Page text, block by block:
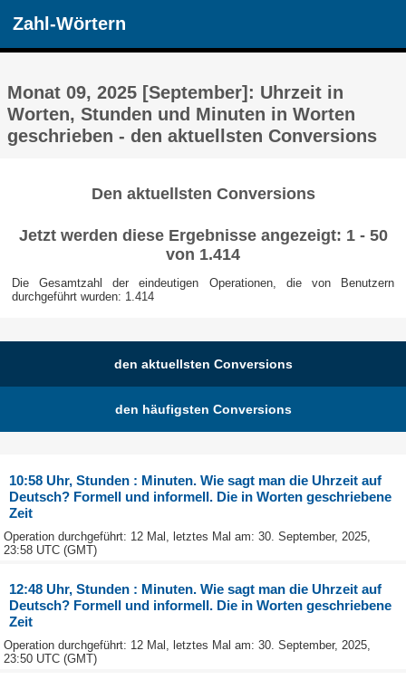
Zahl-Wörtern
Monat 09, 2025 [September]: Uhrzeit in
Worten, Stunden und Minuten in Worten
geschrieben - den aktuellsten Conversions
Den aktuellsten Conversions
Jetzt werden diese Ergebnisse angezeigt: 1 - 50
von 1.414
Die Gesamtzahl der eindeutigen Operationen, die von Benutzern
durchgeführt wurden: 1.414
den aktuellsten Conversions
den häufigsten Conversions
10:58 Uhr, Stunden : Minuten. Wie sagt man die Uhrzeit auf
Deutsch? Formell und informell. Die in Worten geschriebene
Zeit
Operation durchgeführt: 12 Mal, letztes Mal am: 30. September, 2025,
23:58 UTC (GMT)
12:48 Uhr, Stunden : Minuten. Wie sagt man die Uhrzeit auf
Deutsch? Formell und informell. Die in Worten geschriebene
Zeit
Operation durchgeführt: 12 Mal, letztes Mal am: 30. September, 2025,
23:50 UTC (GMT)